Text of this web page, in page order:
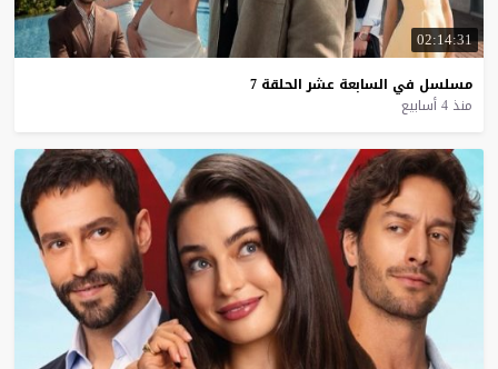
02:14:31
مسلسل في السابعة عشر الحلقة 7
منذ 4 أسابيع